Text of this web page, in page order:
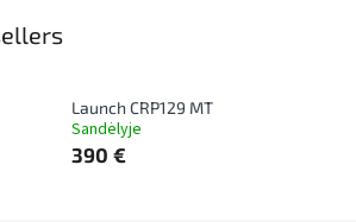
Launch CRP129 MT
Sandėlyje
390 €